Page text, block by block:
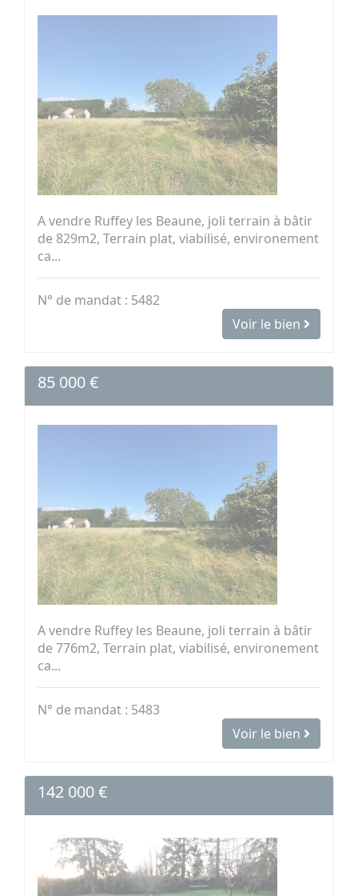
A vendre Ruffey les Beaune, joli terrain à bâtir
de 829m2, Terrain plat, viabilisé, environement
ca...
N° de mandat : 5482
Voir le bien
85 000 €
A vendre Ruffey les Beaune, joli terrain à bâtir
de 776m2, Terrain plat, viabilisé, environement
ca...
N° de mandat : 5483
Voir le bien
142 000 €